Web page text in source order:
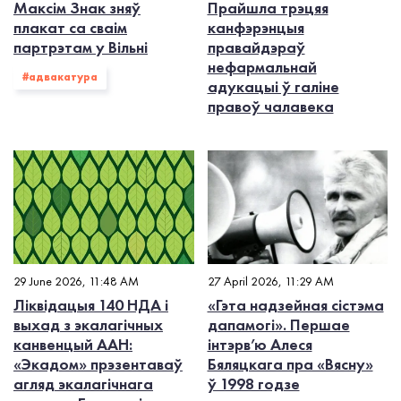
Максім Знак зняў
плакат са сваім
партрэтам у Вільні
#адвакатура
Прайшла трэцяя
канфэрэнцыя
правайдэраў
нефармальнай
адукацыі ў галіне
правоў чалавека
29 June 2026, 11:48 AM
Ліквідацыя 140 НДА і
выхад з экалагiчных
канвенцый ААН:
«Экадом» прэзентаваў
агляд экалагічнага
27 April 2026, 11:29 AM
«Гэта надзейная сістэма
дапамогі». Першае
інтэрв’ю Алеся
Бяляцкага пра «Вясну»
ў 1998 годзе